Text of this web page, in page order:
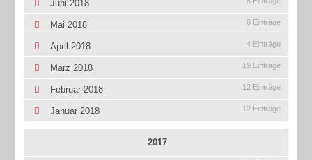
Juni 2018
Mai 2018 8 Einträge
April 2018 4 Einträge
März 2018 19 Einträge
Februar 2018 12 Einträge
Januar 2018 12 Einträge
2017